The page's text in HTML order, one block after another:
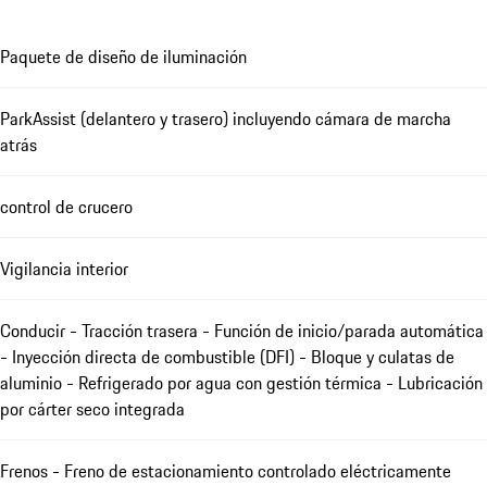
Paquete de diseño de iluminación
ParkAssist (delantero y trasero) incluyendo cámara de marcha
atrás
control de crucero
Vigilancia interior
Conducir - Tracción trasera - Función de inicio/parada automática
- Inyección directa de combustible (DFI) - Bloque y culatas de
aluminio - Refrigerado por agua con gestión térmica - Lubricación
por cárter seco integrada
Frenos - Freno de estacionamiento controlado eléctricamente